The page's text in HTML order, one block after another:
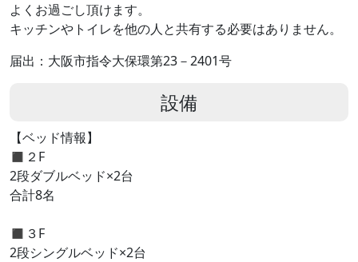
よくお過ごし頂けます。
キッチンやトイレを他の人と共有する必要はありません。
届出：大阪市指令大保環第23－2401号
設備
【ベッド情報】
◼︎２F
2段ダブルベッド×2台
合計8名
◼︎３F
2段シングルベッド×2台